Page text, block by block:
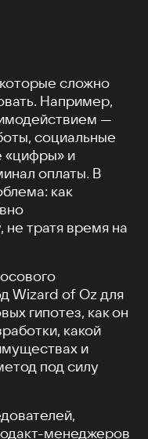
сложно
Например,
—
социальные
«цифры» и
оплаты. В
как
тратя время на
Wizard of Oz для
гипотез, как он
какой
и
под силу
менеджеров